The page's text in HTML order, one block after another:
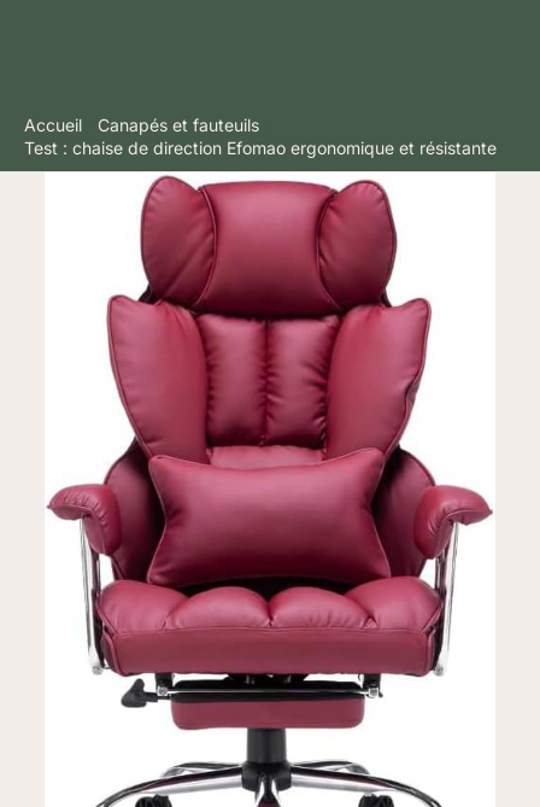
Accueil
Canapés et fauteuils
Test : chaise de direction Efomao ergonomique et résistante